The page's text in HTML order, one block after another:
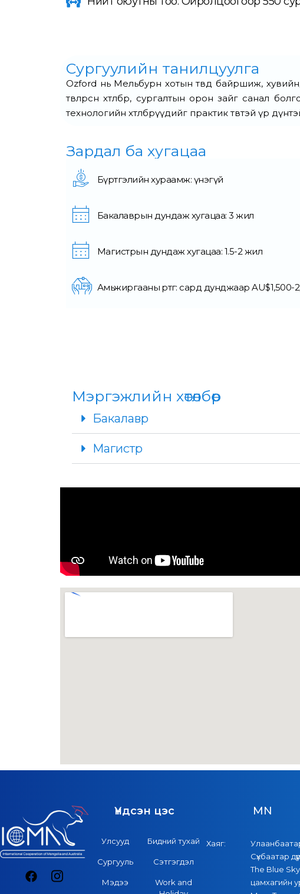
Сургуулийн танилцуулга
Ozford нь Мельбурн хотын төвд байршиж, хувийн,
төвлөрсөн хөтөлбөр, сургалтын орон зайг
технологийн хөтөлбөрүүдийг практик төвтэй үр
Зардал ба хугацаа
Бүртгэлийн хураамж: үнэгүй
Бакалаврын дундаж хугацаа: 3 жил
Магистрын дундаж хугацаа: 1.5-2 жил
Амьжиргааны өртөг: сард дунджаар AU$1,500-
Мэргэжлийн хөтөлбөр
Бакалавр
Магистр
Үндсэн цэс
Улсууд Бидний тухай
Сургууль Сэтгэгдэл
Мэдээ
Work and
MN
Хаяг:
Сүхбаатар
The Blue Sky
цамхагийн